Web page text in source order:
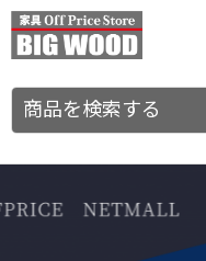
商品を検索する